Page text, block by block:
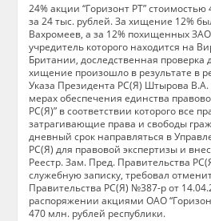
24% акции “Горизонт РТ”
за 24 тыс. рублей. За хищение 12%
Вахромеев, а за 12% похищенных
учредитель которого находится на
Британии, доследственная проверка
хищение произошло в результате в
Указа Президента РС(Я) Штырова
мерах обеспечения единства
РС(Я)” в соответствии которого все
затрагивающие права и свободы
дневный срок направляться в
РС(Я) для правовой экспертизы и
Реестр. Зам. Пред. Правительства
служебную записку, требовал
Правительства РС(Я) №387-р от
распоряжении акциями ОАО
470 млн. рублей республики.